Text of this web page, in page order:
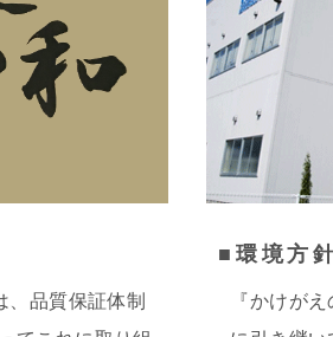
、品質保証体制
■環境方
『かけが